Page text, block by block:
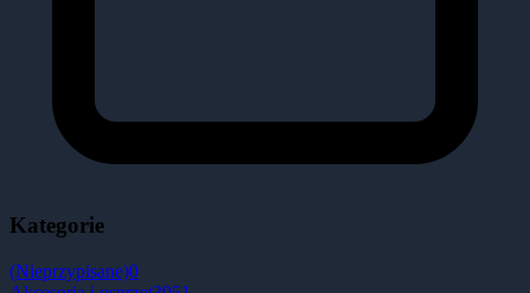
Kategorie
(Nieprzypisane)0